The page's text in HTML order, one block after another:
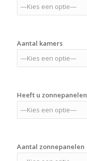
Aantal kamers
Heeft u zonnepanelen
Aantal zonnepanelen